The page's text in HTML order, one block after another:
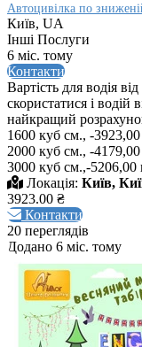
Автоцивілка по
Київ, UA
Інші Послуги
6 міс. тому
Контакти
Вартість для водія
скористатися і водій
найкращий
1600 куб см., -
2000 куб см., -
3000 куб см.,-5206,00
Локація: Київ,
3923.00 ₴
Контакти
20 переглядів
Додано 6 міс. тому